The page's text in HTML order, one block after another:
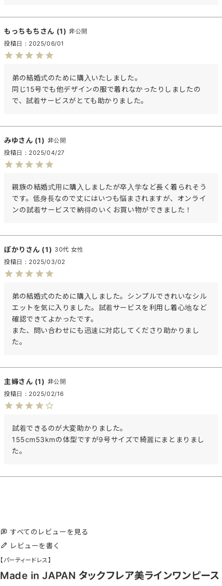
もっちもち 1
非公開
投稿日
2025/06/01
弟の結婚式のために購入いたしました。
同じ15号でも他デザインの服で着れなかったりしましたの
で、試着サービスがとても助かりました。
みゆ 1
非公開
投稿日
2025/04/27
親族の結婚式用に購入しましたが卒入学など長く着られそう
です。低身長なので丈にはいつも悩まされますが、オンライ
ンの試着サービスで納得のいくお買い物ができました！
ぽかり 1 30代 女性
投稿日
2025/03/02
弟の結婚式のために購入しました。シンプルできれいなシル
エットを気に入りました。試着サービスを利用し着心地など
確認できてよかったです。
また、問い合わせにも迅速に対応してくださり助かりまし
た。
主婦 1
非公開
投稿日
2025/02/16
試着できるのが大変助かりました。
155cm53kmの体型ですが9号サイズで綺麗にまとまりまし
た。
すべてのレビューを見る
レビューを書く
【パーティードレス】
Made in JAPAN タックフレア美ラインワンピース